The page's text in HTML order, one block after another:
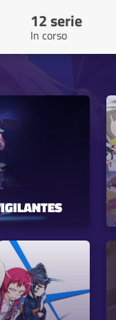
12 serie
In corso